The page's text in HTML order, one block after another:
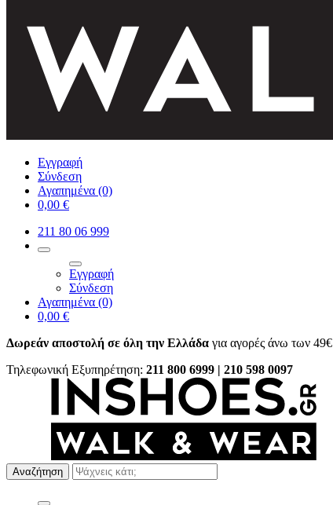
Εγγραφή
Σύνδεση
Αγαπημένα (0)
0,00 €
211 80 06 999
Εγγραφή
Σύνδεση
Αγαπημένα (0)
0,00 €
Δωρεάν αποστολή σε όλη την Ελλάδα για αγορές άνω των 49€
Τηλεφωνική Εξυπηρέτηση: 211 800 6999 | 210 598 0097